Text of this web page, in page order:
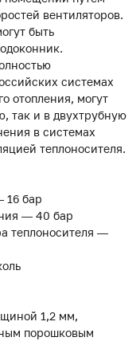
вентиляторов.
быть
системах
отопления, могут
так и в двухтрубную
в системах
теплоносителя.
16 бар
— 40 бар
теплоносителя —
1,2 мм,
порошковым